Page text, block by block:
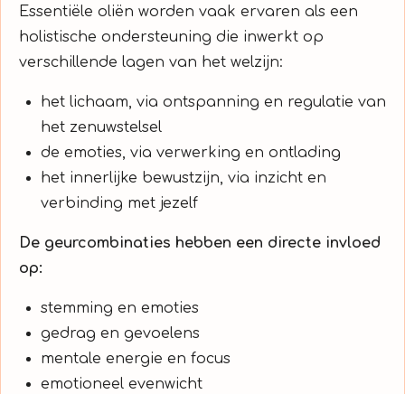
Essentiële oliën worden vaak ervaren als een
holistische ondersteuning die inwerkt op
verschillende lagen van het welzijn:
het lichaam, via ontspanning en regulatie van
het zenuwstelsel
de emoties, via verwerking en ontlading
het innerlijke bewustzijn, via inzicht en
verbinding met jezelf
De geurcombinaties hebben een directe invloed
op:
stemming en emoties
gedrag en gevoelens
mentale energie en focus
emotioneel evenwicht